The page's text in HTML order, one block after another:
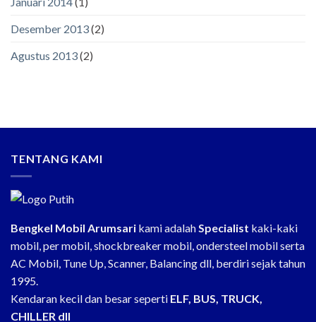
Desember 2013(2)
Agustus 2013(2)
TENTANG KAMI
Bengkel Mobil Arumsari kami adalahSpecialist kaki-kaki
mobil, per mobil, shockbreaker mobil, ondersteel mobil serta
AC Mobil, Tune Up, Scanner, Balancing dll, berdiri sejak tahun
1995.
Kendaran kecil dan besar seperti ELF, BUS, TRUCK,
CHILLER dll